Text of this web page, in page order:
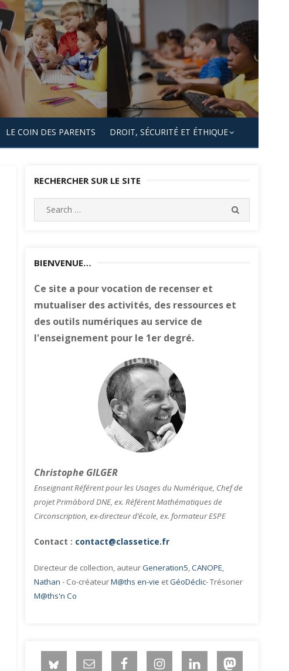
LE COIN DES PARENTS DROIT, SÉCURITÉ ET ÉTHIQUE
RECHERCHER SUR LE SITE
Search
for:
BIENVENUE…
Ce site a pour vocation de recenser et
mutualiser des activités, des ressources et
des outils numériques au service de
l'enseignement pour le 1er degré.
Christophe GILGER
Enseignant Référent pour les Usages du Numérique, Chef de
projet Primàbord DNE, ex. Référent Mathématiques de
Circonscription, ex-directeur d’école, ex. formateur ESPE
Contact : contact@classetice.fr
Directeur de collection, auteurGeneration5,CANOPE,
Nathan - Co-créateurM@ths en-vie etGéoDéclic- Trésorier
M@ths'n Co